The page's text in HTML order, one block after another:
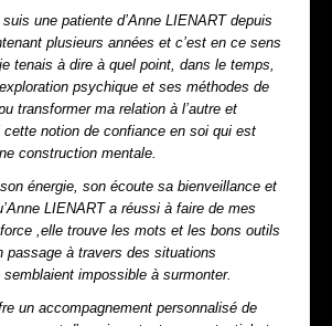
une patiente d’Anne LIENART depuis
plusieurs années et c’est en ce sens
tenais à dire à quel point, dans le temps,
psychique et ses méthodes de
transformer ma relation à l’autre et
cette notion de confiance en soi qui est
construction mentale.
énergie, son écoute sa bienveillance et
LIENART a réussi à faire de mes
,elle trouve les mots et les bons outils
passage à travers des situations
impossible à surmonter.
un accompagnement personnalisé de